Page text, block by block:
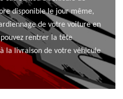
disponible le jour même,
de votre voiture en
rentrer la tête
la livraison de votre véhicule